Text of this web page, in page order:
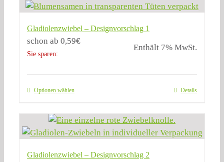
Gladiolenzwiebel – Designvorschlag 1
schon ab 0,59€
Sie sparen:
Enthält 7% MwSt.
Optionen wählen Details
Gladiolenzwiebel – Designvorschlag 2